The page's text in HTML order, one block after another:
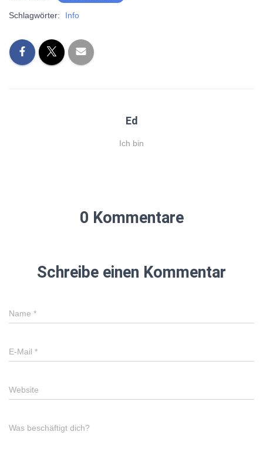
Schlagwörter: Info
Ed
Ich bin
0 Kommentare
Schreibe einen Kommentar
Name *
E-Mail *
Website
Was beschäftigt dich?